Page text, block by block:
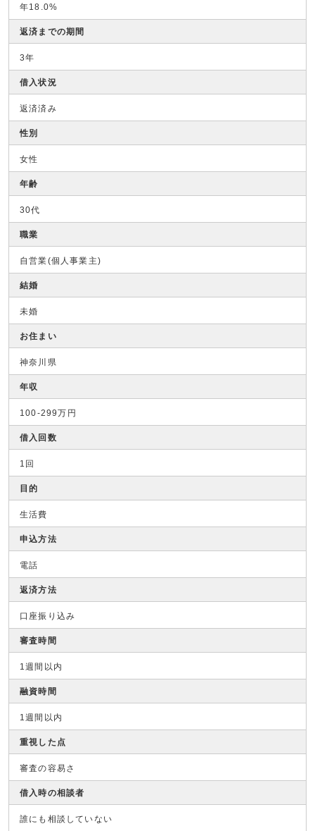
年18.0%
返済までの期間
3年
借入状況
返済済み
性別
女性
年齢
30代
職業
自営業(個人事業主)
結婚
未婚
お住まい
神奈川県
年収
100-299万円
借入回数
1回
目的
生活費
申込方法
電話
返済方法
口座振り込み
審査時間
1週間以内
融資時間
1週間以内
重視した点
審査の容易さ
借入時の相談者
誰にも相談していない